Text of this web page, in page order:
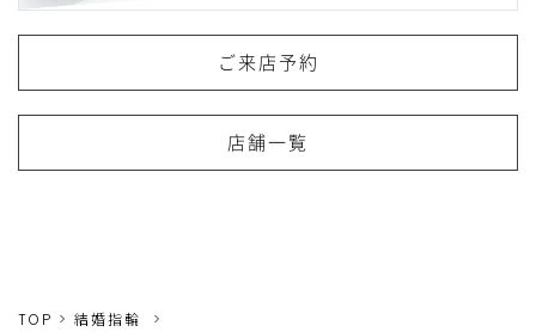
ご来店予約
店舗一覧
TOP
結婚指輪